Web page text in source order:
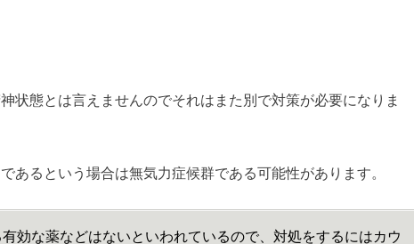
状態とは言えませんのでそれはまた別で対策が必要になりま
あるという場合は無気力症候群である可能性があります。
効な薬などはないといわれているので、対処をするにはカウ